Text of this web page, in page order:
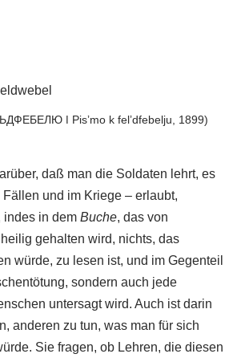
ǀ Pisʼmo k felʼdfebelju, 1899)
daß man die Soldaten lehrt, es
und im Kriege – erlaubt,
indes in dem Buche, das von
gehalten wird, nichts, das
würde, zu lesen ist, und im Gegenteil
sondern auch jede
untersagt wird. Auch ist darin
anderen zu tun, was man für sich
Sie fragen, ob Lehren, die diesen